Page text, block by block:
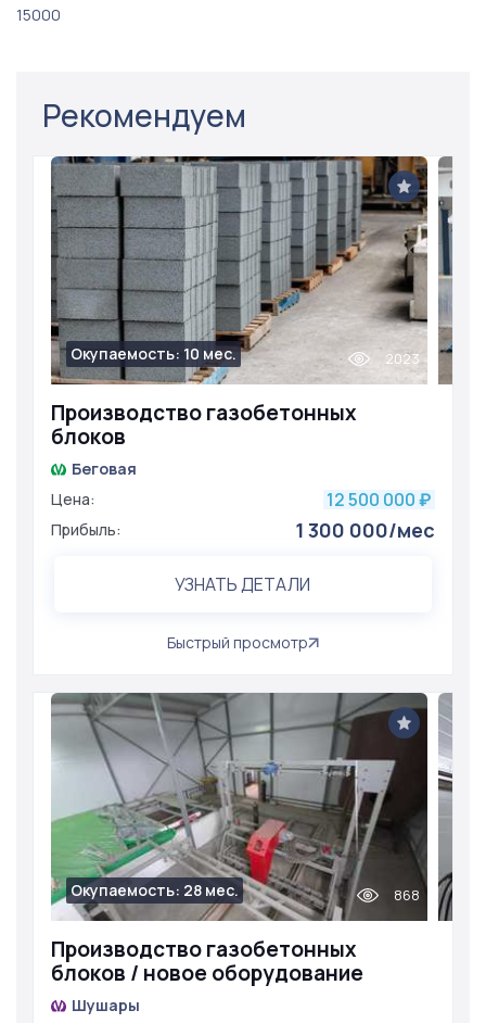
15000
Рекомендуем
Производство газобетонных
блоков
Окупаемость: 10 мес. 2023
Беговая
Цена:
12 500 000 ₽
Прибыль: 1 300 000/мес
УЗНАТЬ ДЕТАЛИ
Быстрый просмотр
Производство газобетонных
блоков / новое оборудование
Окупаемость: 28 мес. 868
Шушары